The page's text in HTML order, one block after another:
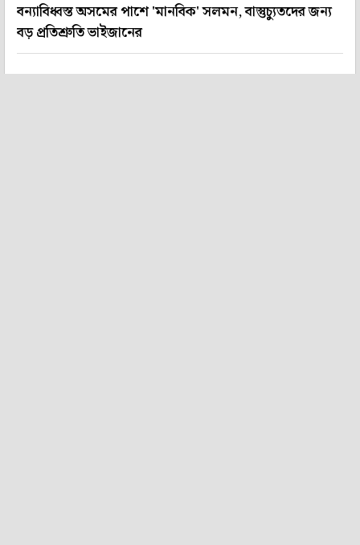
বন্যাবিধ্বস্ত অসমের পাশে 'মানবিক' সলমন, বাস্তুচ্যুতদের জন্য
বড় প্রতিশ্রুতি ভাইজানের